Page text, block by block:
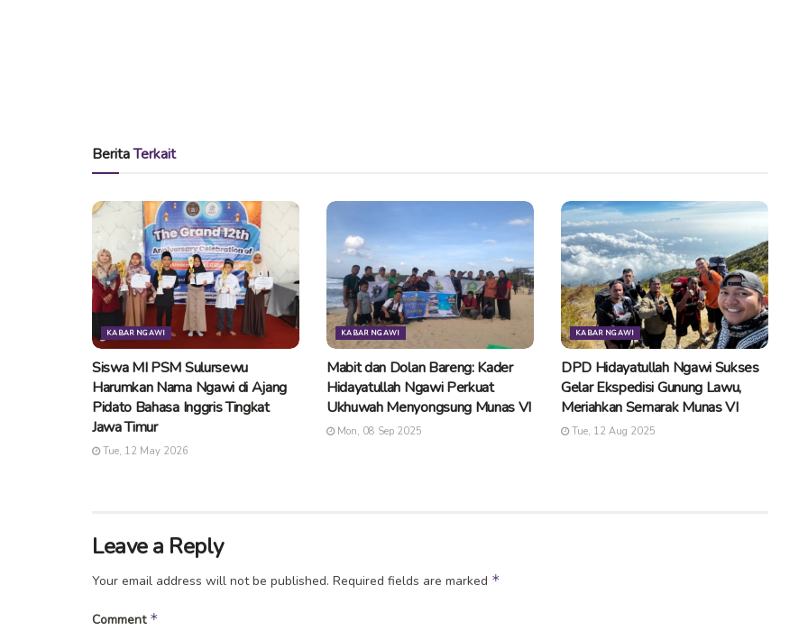
BeritaTerkait
KABAR NGAWI
Siswa MI PSM Sulursewu
Harumkan Nama Ngawi di Ajang
Pidato Bahasa Inggris Tingkat
Jawa Timur
Tue, 12 May 2026
KABAR NGAWI
Mabit dan Dolan Bareng: Kader
Hidayatullah Ngawi Perkuat
Ukhuwah Menyongsung Munas VI
Mon, 08 Sep 2025
KABAR NGAWI
DPD Hidayatullah Ngawi Sukses
Gelar Ekspedisi Gunung Lawu,
Meriahkan Semarak Munas VI
Tue, 12 Aug 2025
Leave a Reply
Your email address will not be published. Required fields are marked *
Comment *